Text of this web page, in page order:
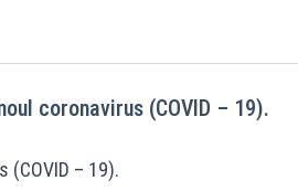
coronavirus (COVID – 19).
– 19).